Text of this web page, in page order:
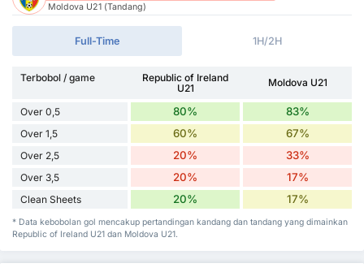
Moldova U21 (Tandang)
Full-Time 1H/2H
Terbobol / game
Republic of Ireland
U21
Moldova U21
Over 0,5 80% 83%
Over 1,5 60% 67%
Over 2,5 20% 33%
Over 3,5 20% 17%
Clean Sheets 20% 17%
* Data kebobolan gol mencakup pertandingan kandang dan tandang yang dimainkan
Republic of Ireland U21 dan Moldova U21.